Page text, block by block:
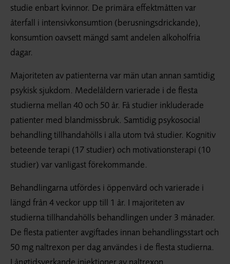
studie enbart kvinnor. De primära effektmåtten var
återfall i intensivkonsumtion (berusningsdrickande),
konsumtion oavsett mängd samt andelen alkoholfria
dagar.
Majoriteten av patienterna var män utan annan samtidig
psykisk sjukdom. Medelåldern varierade i de flesta
studierna mellan 40 och 50 år. Få studier inkluderade
patienter med blandmissbruk. Samtidig psykosocial
behandling tillhandahölls i alla utom två studier. Kognitiv
beteende terapi (17 studier) och motivationsterapi (10
studier) var vanligast förekommande.
Behandlingarna utfördes i öppenvård och varierade i
längd från 4 veckor upp till 1 år. I majoriteten av
studierna tillhandahölls behandlingen under 3 månader.
De flesta patienter avgiftades innan behandlingsstart och
50 mg naltrexon per dag användes i de flesta studierna.